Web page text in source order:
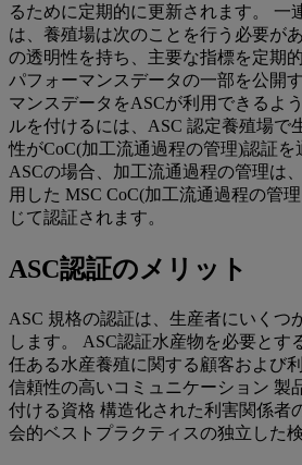
るために定期的に更新されます。 一
は、養殖場は次のことを行う必要が
の透明性を持ち、主要な指標を定期
パフォーマンスデータの一部を公開
マンスデータをASCが利用できるよ
ルを付けるには、ASC 認定養殖場で
性がCoC(加工流通過程の管理)認証を
ASCの場合、加工流通過程の管理は
用した MSC CoC(加工流通過程の管
じて認証されます。
ASC認証のメリット
ASC 規格の認証は、生産者にいくつ
します。 ASC認証水産物を必要とす
任ある水産養殖に関する顧客および
信頼性の高いコミュニケーション 製
付ける資格 構造化された利害関係者
会的ベストプラクティスの独立した